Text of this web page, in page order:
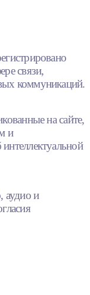
связи,
коммуникаций.
на сайте,
и
аудио и